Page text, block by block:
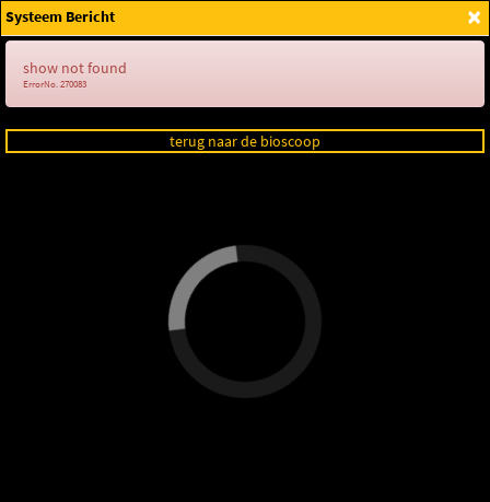
Login
×
Systeem Bericht
show not found
ErrorNo. 270083
terug naar de bioscoop